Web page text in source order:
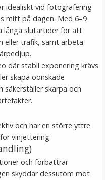
filtergängan större
★
idealiskt vid fotografering
mitt på dagen. Med 6–9
långa slutartider för att
eller trafik, samt arbeta
där stabil exponering krävs
skapa oönskade
säkerställer skarpa och
och har en större yttre
vinjettering.
och förbättrar
skyddar dessutom mot